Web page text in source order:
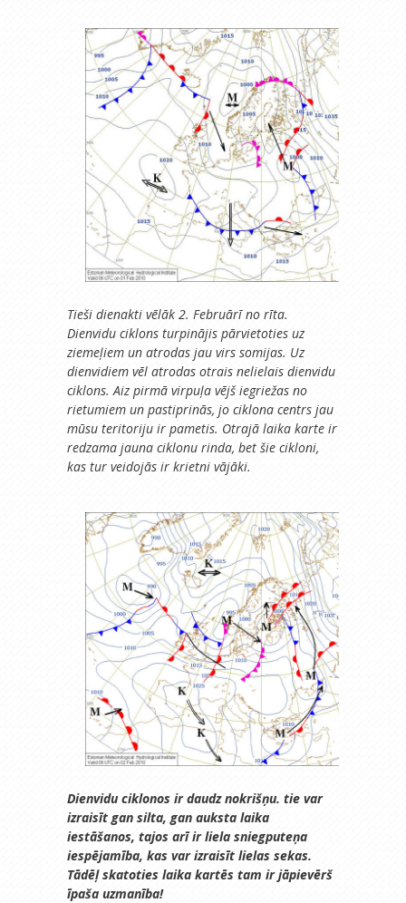
Tieši dienakti vēlāk 2. Februārī no rīta.
Dienvidu ciklons turpinājis pārvietoties uz
ziemeļiem un atrodas jau virs somijas. Uz
dienvidiem vēl atrodas otrais nelielais dienvidu
ciklons. Aiz pirmā virpuļa vējš iegriežas no
rietumiem un pastiprinās, jo ciklona centrs jau
mūsu teritoriju ir pametis. Otrajā laika karte ir
redzama jauna ciklonu rinda, bet šie cikloni,
kas tur veidojās ir krietni vājāki.
Dienvidu ciklonos ir daudz nokrišņu. tie var
izraisīt gan silta, gan auksta laika
iestāšanos, tajos arī ir liela sniegputeņa
iespējamība, kas var izraisīt lielas sekas.
Tādēļ skatoties laika kartēs tam ir jāpievērš
īpaša uzmanība!